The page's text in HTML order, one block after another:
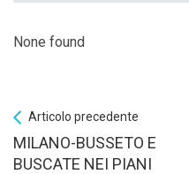
None found
Articolo precedente
MILANO-BUSSETO E
BUSCATE NEI PIANI